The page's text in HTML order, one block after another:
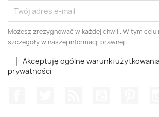
Możesz zrezygnować w każdej chwili. W tym celu
szczegóły w naszej informacji prawnej.
Akceptuję ogólne warunki
prywatności